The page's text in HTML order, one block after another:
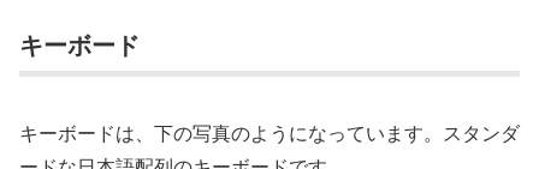
キーボード
キーボードは、下の写真のようになっています。スタンダ